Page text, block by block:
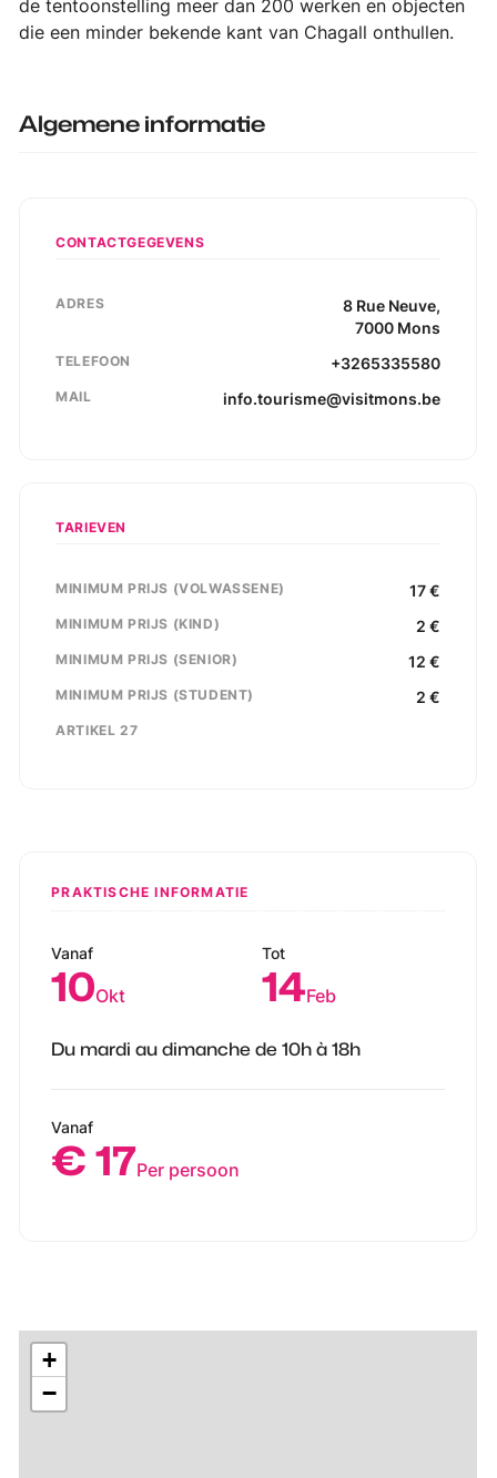
de tentoonstelling meer dan 200 werken en objecten
die een minder bekende kant van Chagall onthullen.
Algemene informatie
CONTACTGEGEVENS
ADRES 8 Rue Neuve,
7000 Mons
TELEFOON +3265335580
MAIL info.tourisme@visitmons.be
TARIEVEN
MINIMUM PRIJS (VOLWASSENE) 17€
MINIMUM PRIJS (KIND) 2 €
MINIMUM PRIJS (SENIOR) 12 €
MINIMUM PRIJS (STUDENT) 2 €
ARTIKEL 27
PRAKTISCHE INFORMATIE
Vanaf
10Okt
Tot
14Feb
Du mardi au dimanche de 10h à 18h
Vanaf
€ 17Per persoon
+
−